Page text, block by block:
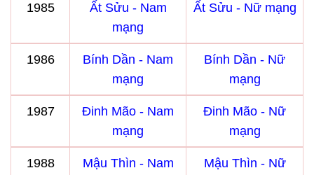
1985
Ất Sửu - Nam
mạng
Ất Sửu - Nữ mạng
1986
Bính Dần - Nam
mạng
Bính Dần - Nữ
mạng
1987
Đinh Mão - Nam
mạng
Đinh Mão - Nữ
mạng
1988
Mậu Thìn - Nam
Mậu Thìn - Nữ